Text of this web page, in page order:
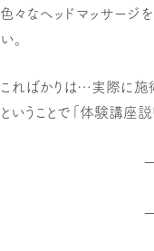
色々なヘッドマッサージ
い。
こればかりは…実際に施
ということで「体験講座